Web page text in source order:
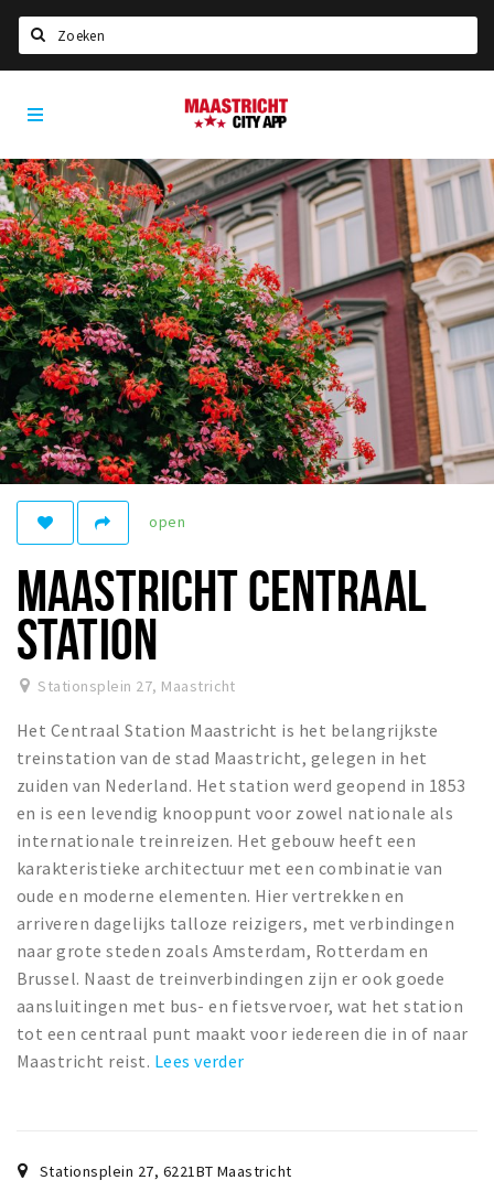
Home
Agenda
Deals
Party pics
Nieuws, interviews & blogs
Eten
Drinken
Slapen
Recreatief
Winkels
Winkelgebieden
Bezienswaardigheden
Musea, theaters & podia
Uitjes & activiteiten
Toeristische routes
Natuurgebieden
Baroniepoorten
Andere City Apps
Inloggen
Maastricht
City
open
MAASTRICHT CENTRAAL
STATION
Stationsplein 27, Maastricht
Het Centraal Station Maastricht is het belangrijkste
treinstation van de stad Maastricht, gelegen in het
zuiden van Nederland. Het station werd geopend in 1853
en is een levendig knooppunt voor zowel nationale als
internationale treinreizen. Het gebouw heeft een
karakteristieke architectuur met een combinatie van
oude en moderne elementen. Hier vertrekken en
arriveren dagelijks talloze reizigers, met verbindingen
naar grote steden zoals Amsterdam, Rotterdam en
Brussel. Naast de treinverbindingen zijn er ook goede
aansluitingen met bus- en fietsvervoer, wat het station
tot een centraal punt maakt voor iedereen die in of naar
Maastricht reist. Lees verder
Stationsplein 27, 6221BT Maastricht